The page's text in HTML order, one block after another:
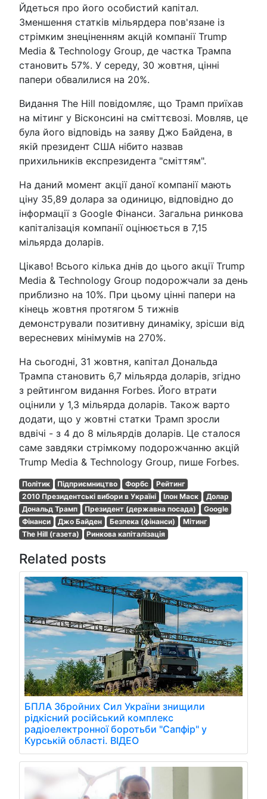
Йдеться про його особистий капітал.
Зменшення статків мільярдера пов'язане із
стрімким знеціненням акцій компанії Trump
Media & Technology Group, де частка Трампа
становить 57%. У середу, 30 жовтня, цінні
папери обвалилися на 20%.
Видання The Hill повідомляє, що Трамп приїхав
на мітинг у Вісконсині на сміттєвозі. Мовляв, це
була його відповідь на заяву Джо Байдена, в
якій президент США нібито назвав
прихильників експрезидента "сміттям".
На даний момент акції даної компанії мають
ціну 35,89 долара за одиницю, відповідно до
інформації з Google Фінанси. Загальна ринкова
капіталізація компанії оцінюється в 7,15
мільярда доларів.
Цікаво! Всього кілька днів до цього акції Trump
Media & Technology Group подорожчали за день
приблизно на 10%. При цьому цінні папери на
кінець жовтня протягом 5 тижнів
демонстрували позитивну динаміку, зрісши від
вересневих мінімумів на 270%.
На сьогодні, 31 жовтня, капітал Дональда
Трампа становить 6,7 мільярда доларів, згідно
з рейтингом видання Forbes. Його втрати
оцінили у 1,3 мільярда доларів. Також варто
додати, що у жовтні статки Трамп зросли
вдвічі - з 4 до 8 мільярдів доларів. Це сталося
саме завдяки стрімкому подорожчанню акцій
Trump Media & Technology Group, пише Forbes.
Політик Підприємництво Форбс
Рейтинг
2010 Президентські вибори в Україні
Ілон Маск
Долар
Дональд Трамп
Президент (державна посада)
Google
Фінанси
Джо Байден Безпека (фінанси)
Мітинг
The Hill (газета)
Ринкова капіталізація
Related posts
БПЛА Збройних Сил України знищили
рідкісний російський комплекс
радіоелектронної боротьби "Сапфір" у
Курській області. ВІДЕО